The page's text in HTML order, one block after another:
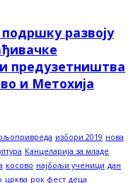
развоју
предузетништва
и Метохија
избори 2019 нова
Канцеларија за младе
косово најбољи ученици дан
црква рок фест деца